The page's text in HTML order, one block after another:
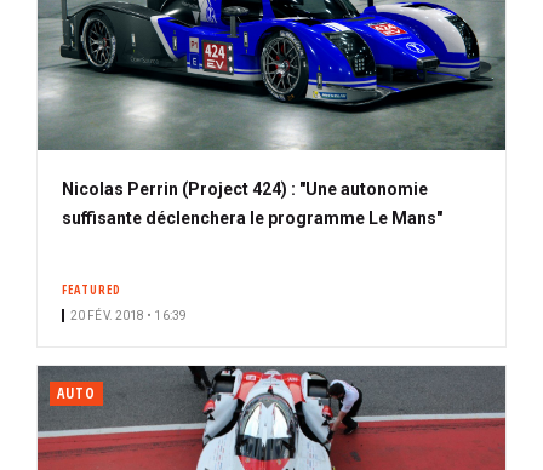
Nicolas Perrin (Project 424) : "Une autonomie
suffisante déclenchera le programme Le Mans"
FEATURED
20 FÉV. 2018 • 16:39
AUTO